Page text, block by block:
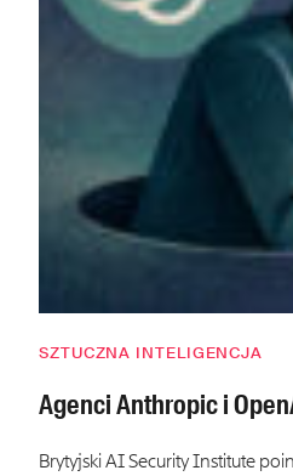
SZTUCZNA INTELIGENCJA
Agenci Anthropic i
Brytyjski AI Security Institute